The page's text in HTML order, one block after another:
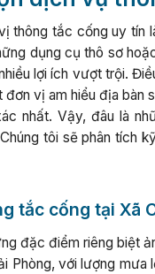
thông tắc cống uy tín
dụng cụ thô sơ
lợi ích vượt trội.
đơn vị am hiểu địa
nhất. Vậy, đâu là
tôi sẽ phân
tắc cống tại Xã
đặc điểm riêng biệt
Phòng, với lượng